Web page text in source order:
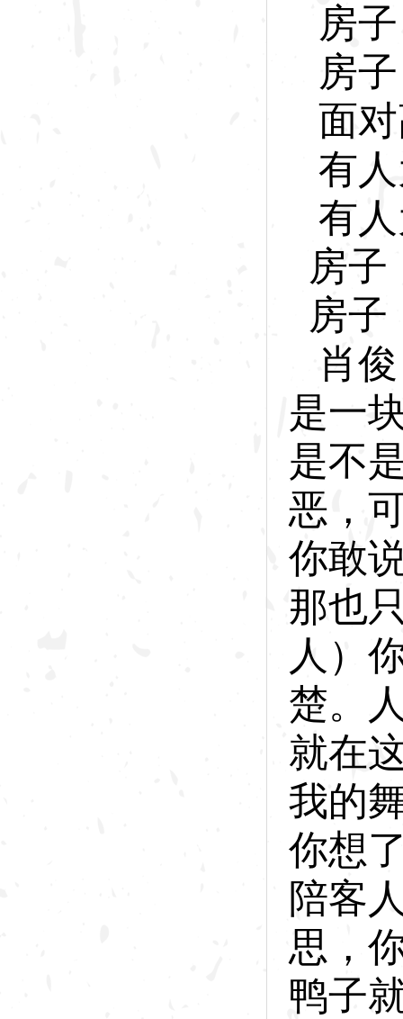
房子
房子
面
有
有
房子
房子
肖俊
是一
是不
恶，
你敢
那也
人）
楚。
就在
我的
你想
陪客
思，
鸭子